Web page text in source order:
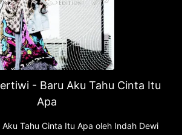
- Baru Aku Tahu Cinta Itu
Apa
Tahu Cinta Itu Apa oleh Indah Dewi